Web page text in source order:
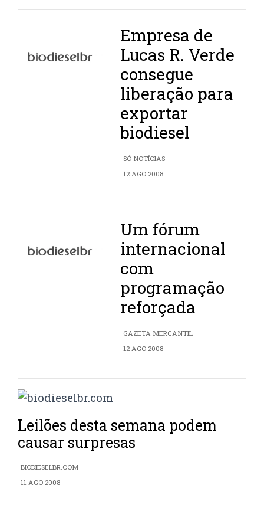
Empresa de
Lucas R. Verde
consegue
liberação para
exportar
biodiesel
SÓ NOTÍCIAS
12 AGO 2008
Um fórum
internacional
com
programação
reforçada
GAZETA MERCANTIL
12 AGO 2008
Leilões desta semana podem
causar surpresas
BIODIESELBR.COM
11 AGO 2008